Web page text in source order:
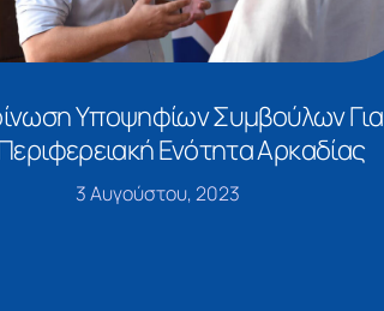
Υποψηφίων Συμβούλων Για
Ενότητα Αρκαδίας
3 Αυγούστου, 2023